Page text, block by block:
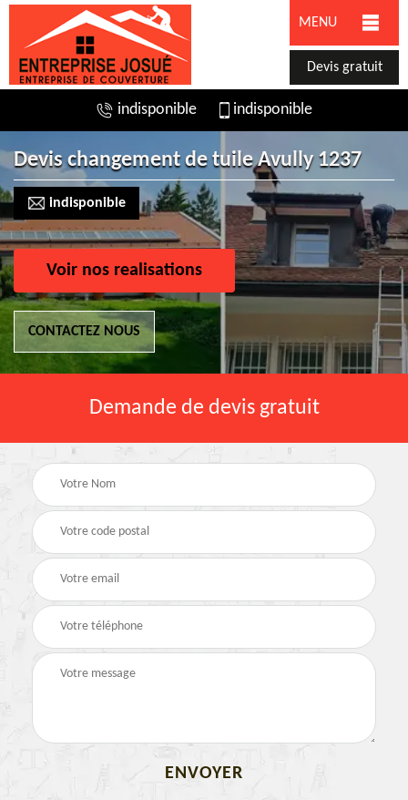
MENU
Devis gratuit
indisponible indisponible
Devis changement de tuile Avully 1237
indisponible
Voir nos realisations
CONTACTEZ NOUS
Demande de devis gratuit